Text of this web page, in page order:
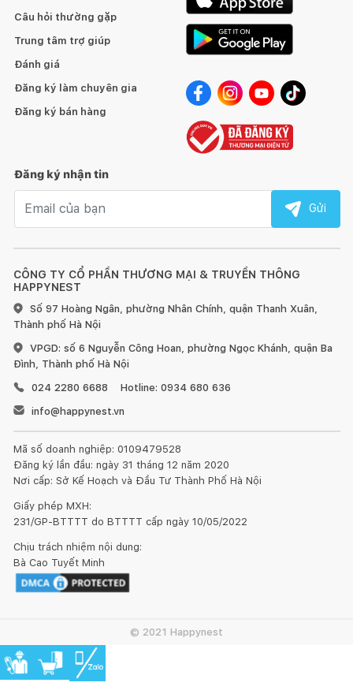
CÔNG TY CỔ PHẦN THƯƠNG MẠI & TRUYỀN THÔNG
HAPPYNEST
Số 97 Hoàng Ngân, phường Nhân Chính, quận Thanh Xuân,
Thành phố Hà Nội
VPGD: số 6 Nguyễn Công Hoan, phường Ngọc Khánh, quận Ba
Đình, Thành phố Hà Nội
024 2280 6688
Hotline: 0934 680 636
info@happynest.vn
Mã số doanh nghiệp: 0109479528
Đăng ký lần đầu: ngày 31 tháng 12 năm 2020
Nơi cấp: Sở Kế Hoạch và Đầu Tư Thành Phố Hà Nội
Giấy phép MXH:
231/GP-BTTTT do BTTTT cấp ngày 10/05/2022
Chịu trách nhiệm nội dung:
Bà Cao Tuyết Minh
Câu hỏi thường gặp
Trung tâm trợ giúp
Đánh giá
Đăng ký làm chuyên gia
Đăng ký bán hàng
Đăng ký nhận tin
Gửi
© 2021 Happynest